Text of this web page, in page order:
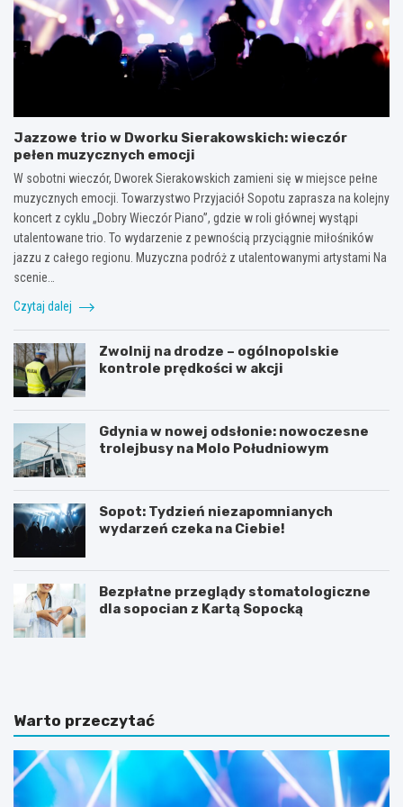
Jazzowe trio w Dworku Sierakowskich: wieczór
pełen muzycznych emocji
W sobotni wieczór, Dworek Sierakowskich zamieni się w miejsce pełne
muzycznych emocji. Towarzystwo Przyjaciół Sopotu zaprasza na kolejny
koncert z cyklu „Dobry Wieczór Piano”, gdzie w roli głównej wystąpi
utalentowane trio. To wydarzenie z pewnością przyciągnie miłośników
jazzu z całego regionu. Muzyczna podróż z utalentowanymi artystami Na
scenie…
Czytaj dalej
Zwolnij na drodze – ogólnopolskie
kontrole prędkości w akcji
Gdynia w nowej odsłonie: nowoczesne
trolejbusy na Molo Południowym
Sopot: Tydzień niezapomnianych
wydarzeń czeka na Ciebie!
Bezpłatne przeglądy stomatologiczne
dla sopocian z Kartą Sopocką
N
g
i
w
S
o
Z
n
a
a
u
r
Warto przeczytać